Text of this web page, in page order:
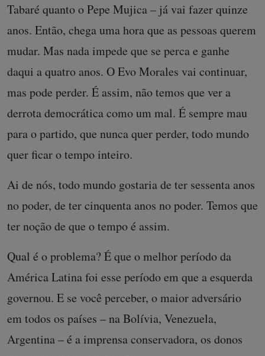
Tabaré quanto o Pepe Mujica – já vai fazer quinze
anos. Então, chega uma hora que as pessoas querem
mudar. Mas nada impede que se perca e ganhe
daqui a quatro anos. O Evo Morales vai continuar,
mas pode perder. É assim, não temos que ver a
derrota democrática como um mal. É sempre mau
para o partido, que nunca quer perder, todo mundo
quer ficar o tempo inteiro.
Ai de nós, todo mundo gostaria de ter sessenta anos
no poder, de ter cinquenta anos no poder. Temos que
ter noção de que o tempo é assim.
Qual é o problema? É que o melhor período da
América Latina foi esse período em que a esquerda
governou. E se você perceber, o maior adversário
em todos os países – na Bolívia, Venezuela,
Argentina – é a imprensa conservadora, os donos